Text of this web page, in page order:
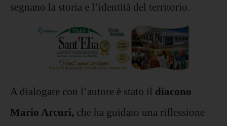
segnano la storia e l’identità del territorio.
A dialogare con l’autore è stato il diacono
Mario Arcuri, che ha guidato una riflessione